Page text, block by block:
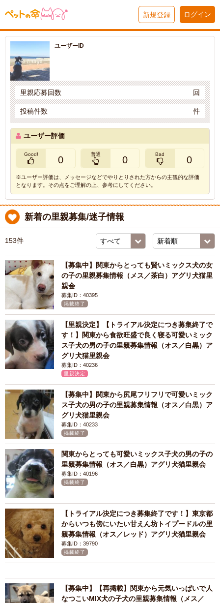
新規登録 ログイン
ユーザーID
里親応募回数 回
投稿件数 件
ユーザー評価
Good!
0
普通
0
Bad
0
※ユーザー評価は、メッセージなどでやりとりされた方からの主観的な評価
となります。その点をご理解の上、参考にしてください。
新着の里親募集/迷子情報
153件
【募集中】関東からとっても賢いミックス犬の女
の子の里親募集情報（メス／茶白）アグリ犬猫里
親会
募集ID：40395
掲載終了
【里親決定】【トライアル決定につき募集終了で
す！】関東から食欲旺盛で良く寝る可愛いミック
ス子犬の男の子の里親募集情報（オス／白黒）ア
グリ犬猫里親会
募集ID：40236
里親決定
【募集中】関東から尻尾フリフリで可愛いミック
ス子犬の男の子の里親募集情報（オス／白黒）ア
グリ犬猫里親会
募集ID：40233
掲載終了
関東からとっても可愛いミックス子犬の男の子の
里親募集情報（オス／白黒）アグリ犬猫里親会
募集ID：40196
掲載終了
【トライアル決定につき募集終了です！】東京都
からいつも傍にいたい甘えん坊トイプードルの里
親募集情報（オス／レッド）アグリ犬猫里親会
募集ID：39790
掲載終了
【募集中】【再掲載】関東から元気いっぱいで人
なつこいMIX犬の子犬の里親募集情報（メス／